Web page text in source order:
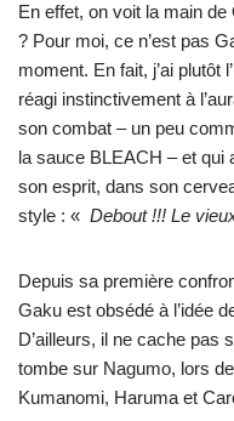
En effet, on voit la main
? Pour moi, ce n’est pas
moment. En fait, j’ai plutôt
réagi instinctivement à
son combat – un peu
la sauce BLEACH – et
son esprit, dans son
style : « Debout !!! Le
Depuis sa première
Gaku est obsédé à l’idée
D’ailleurs, il ne cache pas
tombe sur Nagumo, lors
Kumanomi, Haruma et